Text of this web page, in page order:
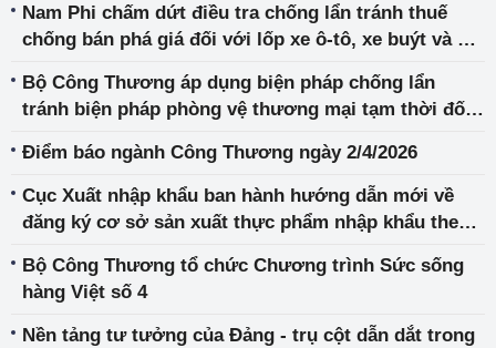
Nam Phi chấm dứt điều tra chống lẩn tránh thuế
chống bán phá giá đối với lốp xe ô-tô, xe buýt và xe
Bộ Công Thương áp dụng biện pháp chống lẩn
tránh biện pháp phòng vệ thương mại tạm thời đối
Cộng hòa nhân dân Trung Hoa
Điểm báo ngành Công Thương ngày 2/4/2026
Cục Xuất nhập khẩu ban hành hướng dẫn mới về
đăng ký cơ sở sản xuất thực phẩm nhập khẩu theo
Bộ Công Thương tổ chức Chương trình Sức sống
hàng Việt số 4
Nền tảng tư tưởng của Đảng - trụ cột dẫn dắt trong